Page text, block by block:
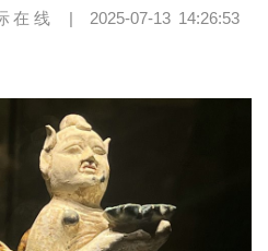
在线 | 2025-07-13 14:26:53